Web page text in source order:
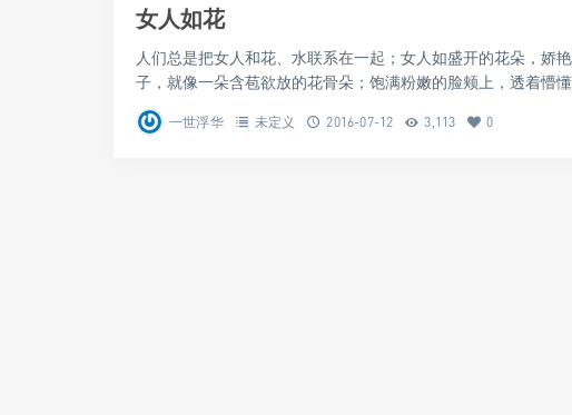
女人如花
人们总是把女人和花、水联系在一起；女人如盛开的花朵，娇
子，就像一朵含苞欲放的花骨朵；饱满粉嫩的脸颊上，透着懵
一世浮华 未定义 2016-07-12 3,113 0